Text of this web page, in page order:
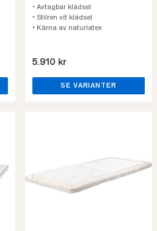
• Avtagbar klädsel
• Stilren vit klädsel
• Kärna av naturlatex
5.910 kr
SE VARIANTER